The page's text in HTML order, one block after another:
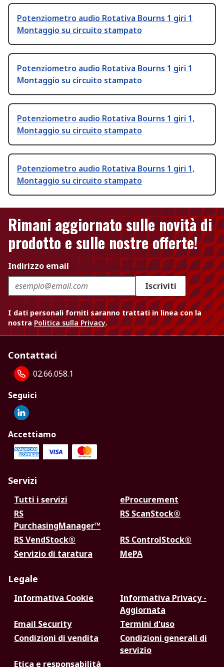
Potenziometro audio Rotativa Bourns 1 giri 1
Montaggio su circuito stampato
Potenziometro audio Rotativa Bourns 1 giri 1
Montaggio su circuito stampato
Potenziometro audio Rotativa Bourns 1 giri 1,
Montaggio su circuito stampato
Potenziometro audio Rotativa Bourns 1 giri 1,
Montaggio su circuito stampato
Rimani aggiornato sulle novità di
prodotto e sulle nostre offerte!
Indirizzo email
Iscriviti
I dati personali forniti saranno trattati in linea con la
nostra Politica sulla Privacy.
Contattaci
02.66.058.1
Seguici
Accettiamo
Servizi
Tutti i servizi
eProcurement
RS
PurchasingManager™
RS ScanStock®
RS VendStock®
RS ControlStock®
Servizio di taratura
MePA
Legale
Informativa Cookie
Informativa Privacy -
Aggiornata
Email Security
Termini d'uso
Condizioni di vendita
Condizioni generali di
servizio
Etica e responsabilità